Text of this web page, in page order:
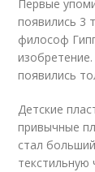
Первые
появились 3
философ
появились
Детские
привычные
стал
текстильную